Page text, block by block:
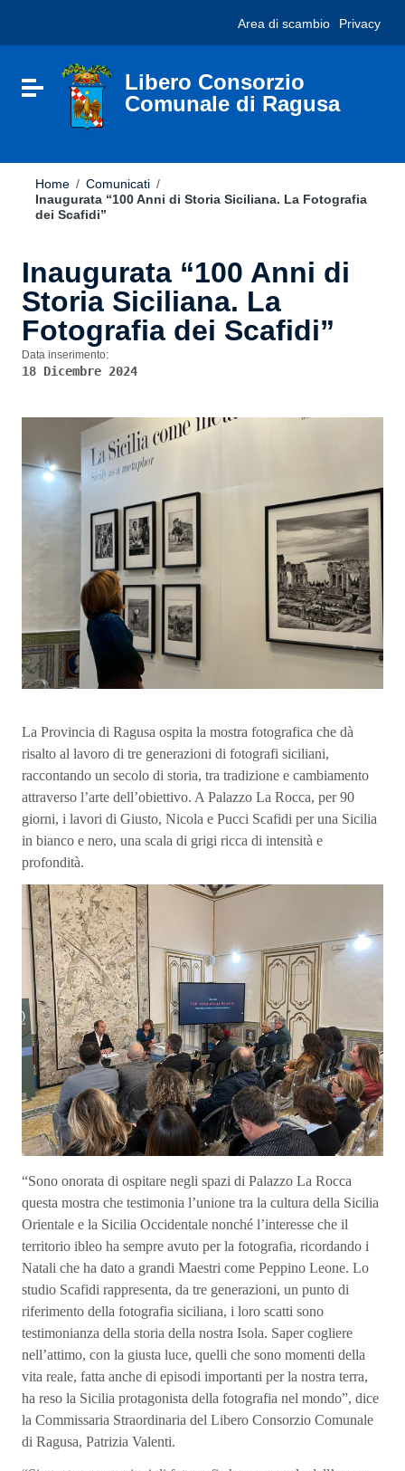
sito
include
Vai al footer
Area di scambio Privacy
Attiva / disattiva la navigazione
Libero Consorzio
Comunale di Ragusa
Home / Comunicati /
Inaugurata “100 Anni di Storia Siciliana. La Fotografia
dei Scafidi”
Inaugurata “100 Anni di
Storia Siciliana. La
Fotografia dei Scafidi”
Data inserimento:
18 Dicembre 2024
La Provincia di Ragusa ospita la mostra fotografica che dà
risalto al lavoro di tre generazioni di fotografi siciliani,
raccontando un secolo di storia, tra tradizione e cambiamento
attraverso l’arte dell’obiettivo. A Palazzo La Rocca, per 90
giorni, i lavori di Giusto, Nicola e Pucci Scafidi per una Sicilia
in bianco e nero, una scala di grigi ricca di intensità e
profondità.
“Sono onorata di ospitare negli spazi di Palazzo La Rocca
questa mostra che testimonia l’unione tra la cultura della Sicilia
Orientale e la Sicilia Occidentale nonché l’interesse che il
territorio ibleo ha sempre avuto per la fotografia, ricordando i
Natali che ha dato a grandi Maestri come Peppino Leone. Lo
studio Scafidi rappresenta, da tre generazioni, un punto di
riferimento della fotografia siciliana, i loro scatti sono
testimonianza della storia della nostra Isola. Saper cogliere
nell’attimo, con la giusta luce, quelli che sono momenti della
vita reale, fatta anche di episodi importanti per la nostra terra,
ha reso la Sicilia protagonista della fotografia nel mondo”, dice
la Commissaria Straordinaria del Libero Consorzio Comunale
di Ragusa, Patrizia Valenti.